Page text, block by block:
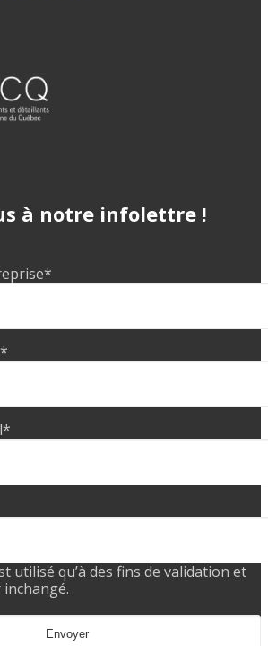
à notre infolettre !
*
*
*
utilisé qu’à des fins de validation et